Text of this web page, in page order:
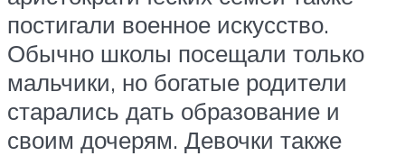
постигали военное искусство.
Обычно школы посещали только
мальчики, но богатые родители
старались дать образование и
своим дочерям. Девочки также